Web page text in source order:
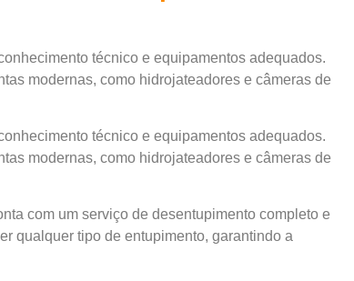
técnico e equipamentos adequados.
modernas, como hidrojateadores e câmeras de
técnico e equipamentos adequados.
modernas, como hidrojateadores e câmeras de
com um serviço de desentupimento completo e
qualquer tipo de entupimento, garantindo a